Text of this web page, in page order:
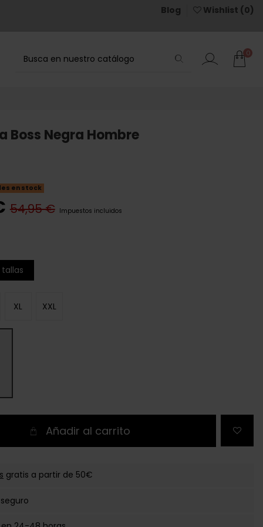
Blog Wishlist (0)
0
Boss Negra Hombre
en stock
54,95 € Impuestos incluidos
XL XXL
Añadir al carrito
gratis a partir de 50€